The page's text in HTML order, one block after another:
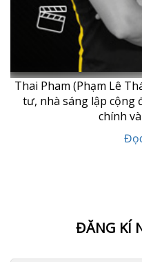
Thai Pham (Phạm Lê
tư, nhà sáng lập cộng
chính
ĐĂNG KÍ